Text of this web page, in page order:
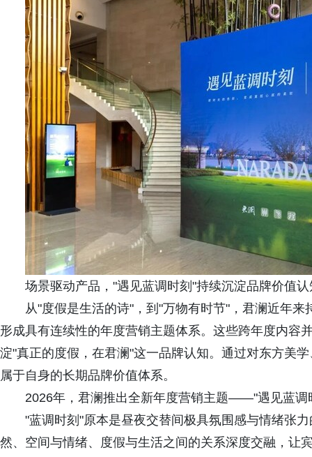
场景驱动产品，"遇见蓝调时刻"持续沉淀品牌价值认
从"度假是生活的诗"，到"万物有时节"，君澜近年
形成具有连续性的年度营销主题体系。这些跨年度内容
淀"真正的度假，在君澜"这一品牌认知。通过对东方美
属于自身的长期品牌价值体系。
2026年，君澜推出全新年度营销主题——"遇见蓝调
"蓝调时刻"原本是昼夜交替间极具氛围感与情绪张
然、空间与情绪、度假与生活之间的关系深度交融，让